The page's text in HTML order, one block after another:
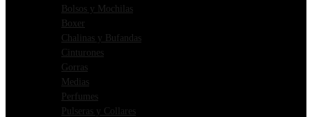
Bolsos y Mochilas
Boxer
Chalinas y Bufandas
Cinturones
Gorras
Medias
Perfumes
Pulseras y Collares